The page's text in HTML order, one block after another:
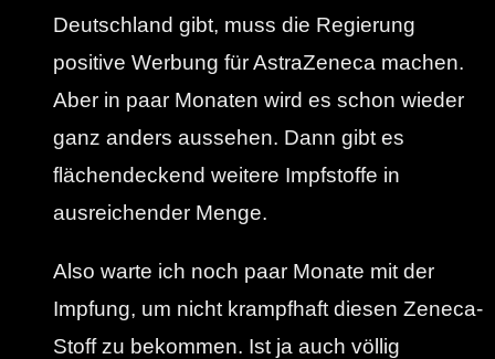
Deutschland gibt, muss die Regierung
positive Werbung für AstraZeneca machen.
Aber in paar Monaten wird es schon wieder
ganz anders aussehen. Dann gibt es
flächendeckend weitere Impfstoffe in
ausreichender Menge.
Also warte ich noch paar Monate mit der
Impfung, um nicht krampfhaft diesen Zeneca-
Stoff zu bekommen. Ist ja auch völlig